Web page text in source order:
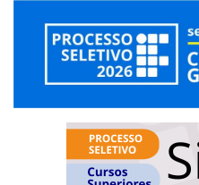
os grupos de…